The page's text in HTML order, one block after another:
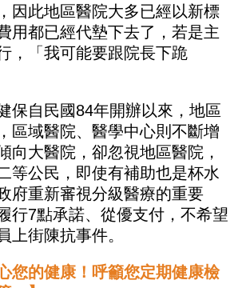
因此地區醫院大多已經以新標
用都已經代墊下去了，若是主
，「我可能要跟院長下跪
保自民國84年開辦以來，地區
區域醫院、醫學中心則不斷增
向大醫院，卻忽視地區醫院，
等公民，即使有補助也是杯水
府重新審視分級醫療的重要
行7點承諾、從優支付，不希望
上街陳抗事件。
您的健康！呼籲您定期健康檢